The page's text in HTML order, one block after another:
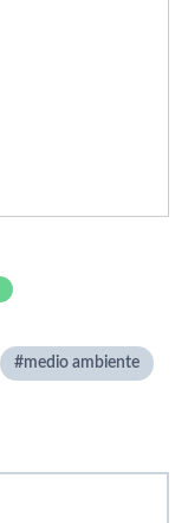
medio ambiente